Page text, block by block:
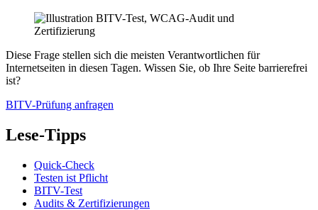
Diese Frage stellen sich die meisten Verantwortlichen für
Internetseiten in diesen Tagen. Wissen Sie, ob Ihre Seite barrierefrei
ist?
BITV-Prüfung anfragen
Lese-Tipps
Quick-Check
Testen ist Pflicht
BITV-Test
Audits & Zertifizierungen